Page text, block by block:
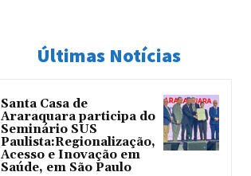
Últimas Notícias
Santa Casa de
Araraquara participa do
Seminário SUS
Paulista:Regionalização,
Acesso e Inovação em
Saúde, em São Paulo